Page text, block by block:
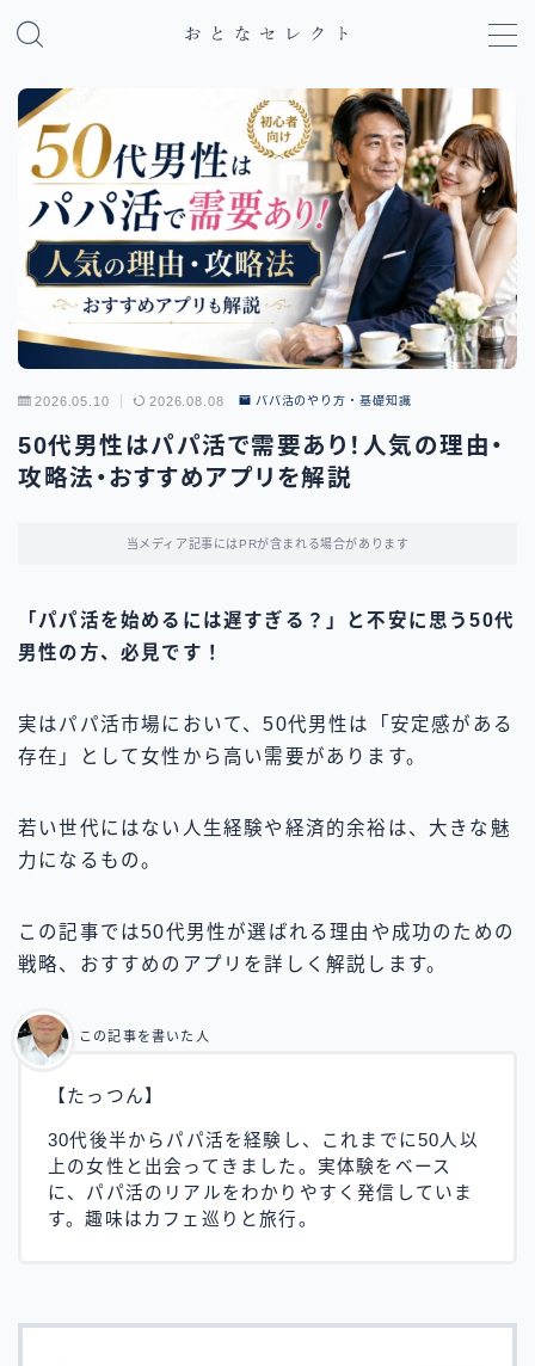
MENU
パパ活のやり方・基礎知識
パパ活アプリ比較
地域別パパ活ガイド
2026.05.10 2026.08.08 パパ活のやり方・基礎知識
50代男性はパパ活で需要あり！人気の理由・
攻略法・おすすめアプリを解説
当メディア記事にはPRが含まれる場合があります
「パパ活を始めるには遅すぎる？」と不安に思う50代
男性の方、必見です！
実はパパ活市場において、50代男性は「安定感がある
存在」として女性から高い需要があります。
若い世代にはない人生経験や経済的余裕は、大きな魅
力になるもの。
この記事では50代男性が選ばれる理由や成功のための
戦略、おすすめのアプリを詳しく解説します。
【たっつん】
30代後半からパパ活を経験し、これまでに50人以
上の女性と出会ってきました。実体験をベース
に、パパ活のリアルをわかりやすく発信していま
す。趣味はカフェ巡りと旅行。
この記事を書いた人